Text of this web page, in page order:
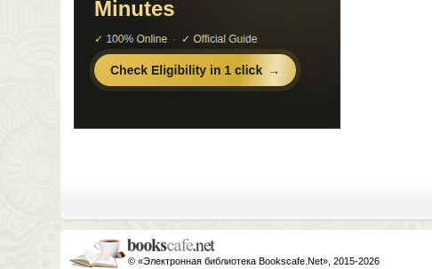
© «Электронная библиотека Bookscafe.Net», 2015-2026